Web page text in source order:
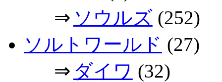
⇒ ソウルズ(252)
ソルトワールド (27)
⇒ ダイワ (32)